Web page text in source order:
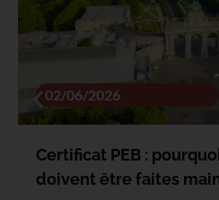
02/06/2026
Certificat PEB :
doivent être faites